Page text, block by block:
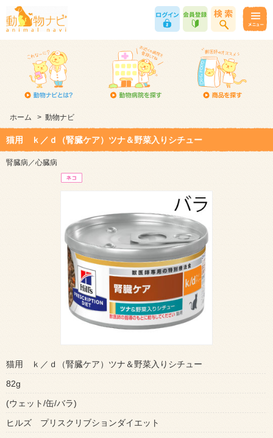
ホーム > 動物ナビ
猫用 ｋ／ｄ（腎臓ケア）ツナ＆野菜入りシチュー
腎臓病／心臓病
猫用 ｋ／ｄ（腎臓ケア）ツナ＆野菜入りシチュー
82g
(ウェット/缶/バラ)
ヒルズ プリスクリブションダイエット